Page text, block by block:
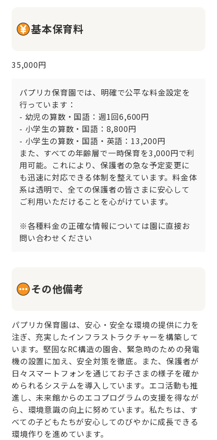
基本保育料
35,000円
パプリカ保育園では、明確で公平な料金設定を
行っています：
- 幼児の算数・国語：週1回6,600円
- 小学生の算数・国語：8,800円
- 小学生の算数・国語・英語：13,200円
また、すべての年齢層で一時保育を3,000円で利
用可能。これにより、保護者の急な予定変更に
も迅速に対応できる体制を整えています。料金体
系は透明で、全ての保護者の皆さまに安心して
ご利用いただけることを心がけています。
※各種料金の正確な情報については園に直接お
問い合わせください
その他備考
パプリカ保育園は、安心・安全な環境の提供に力を
注ぎ、充実したインフラストラクチャーを構築して
います。堅固なRC構造の園舎、緊急時のための発電
機の設置に加え、安全対策を徹底。また、保護者が
日々スマートフォンを通じてお子さまの様子を確か
められるシステムを導入しています。エコ活動も推
進し、未来館からのエコプログラムの支援を得なが
ら、環境意識の向上に努めています。私たちは、す
べての子どもたちが安心してのびやかに成長できる
環境作りを進めています。